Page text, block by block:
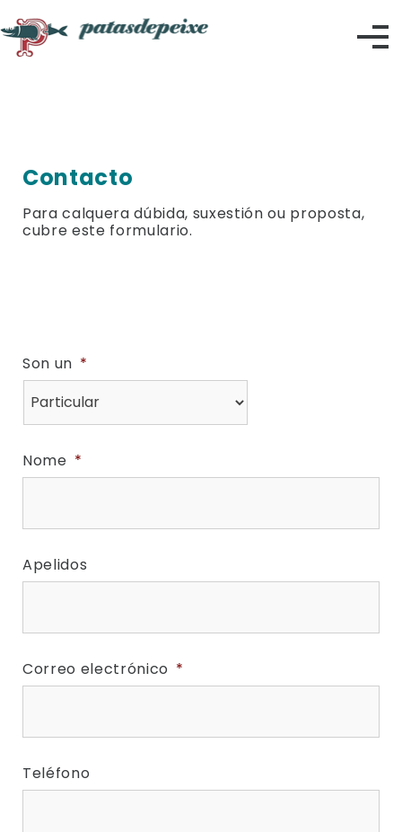
to
content
Contacto
Para calquera dúbida, suxestión ou proposta,
cubre este formulario.
Son un *
Nome *
Apelidos
Correo electrónico *
Teléfono